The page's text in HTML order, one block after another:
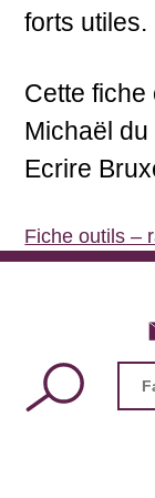
forts utiles.
Cette fiche
Michaël
Ecrire
Fiche outils –
for: